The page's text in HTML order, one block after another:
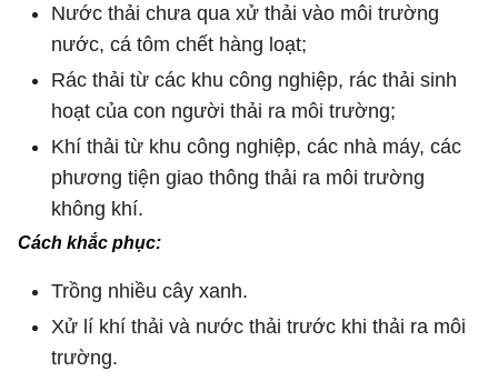
Nước thải chưa qua xử thải vào môi trường
nước, cá tôm chết hàng loạt;
Rác thải từ các khu công nghiệp, rác thải sinh
hoạt của con người thải ra môi trường;
Khí thải từ khu công nghiệp, các nhà máy, các
phương tiện giao thông thải ra môi trường
không khí.
Cách khắc phục:
Trồng nhiều cây xanh.
Xử lí khí thải và nước thải trước khi thải ra môi
trường.